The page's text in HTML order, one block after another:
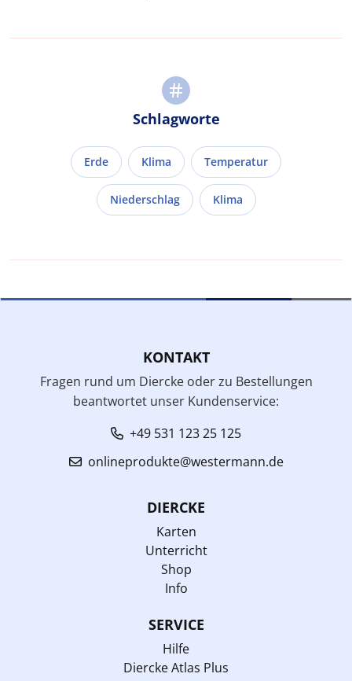
Schlagworte
Erde Klima Temperatur
Niederschlag Klima
KONTAKT
Fragen rund um Diercke oder zu Bestellungen
beantwortet unser Kundenservice:
+49 531 123 25 125
onlineprodukte@westermann.de
DIERCKE
Karten
Unterricht
Shop
Info
SERVICE
Hilfe
Diercke Atlas Plus